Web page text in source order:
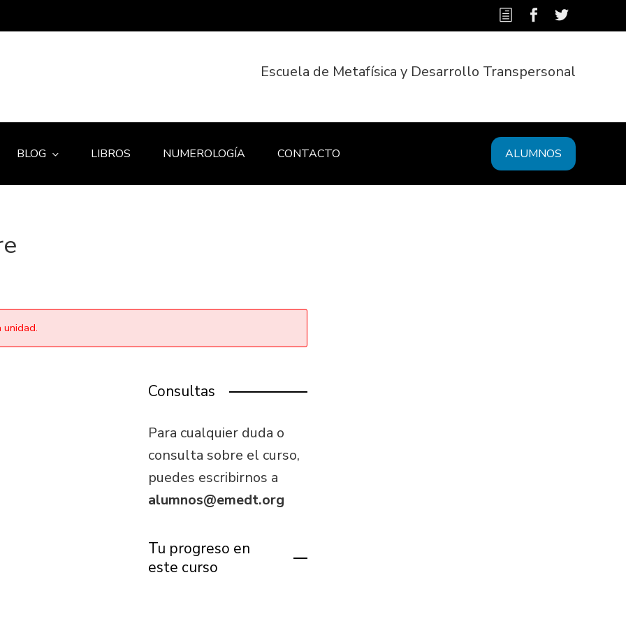
Escuela de Metafísica y Desarrollo Transpersonal
BLOG LIBROS NUMEROLOGÍA CONTACTO ALUMNOS
unidad.
Consultas
Para cualquier duda o
consulta sobre el curso,
puedes escribirnos a
alumnos@emedt.org
Tu progreso en
este curso